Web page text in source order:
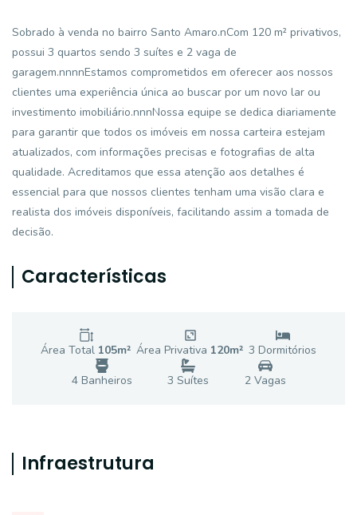
Sobrado à venda no bairro Santo Amaro.nCom 120 m² privativos,
possui 3 quartos sendo 3 suítes e 2 vaga de
garagem.nnnnEstamos comprometidos em oferecer aos nossos
clientes uma experiência única ao buscar por um novo lar ou
investimento imobiliário.nnnNossa equipe se dedica diariamente
para garantir que todos os imóveis em nossa carteira estejam
atualizados, com informações precisas e fotografias de alta
qualidade. Acreditamos que essa atenção aos detalhes é
essencial para que nossos clientes tenham uma visão clara e
realista dos imóveis disponíveis, facilitando assim a tomada de
decisão.
Características
Área Total 105m² Área Privativa 120m² 3 Dormitórios
4Banheiros 3 Suítes 2Vagas
Infraestrutura